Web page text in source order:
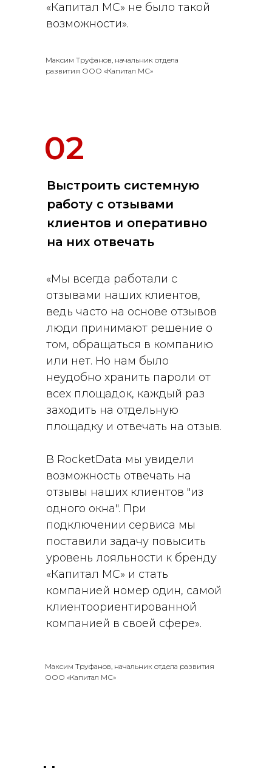
«Капитал МС» не было такой
возможности».
Максим Труфанов, начальник отдела
развития ООО «Капитал МС»
«Мы всегда работали с
отзывами наших клиентов,
ведь часто на основе отзывов
люди принимают решение о
том, обращаться в компанию
или нет. Но нам было
неудобно хранить пароли от
всех площадок, каждый раз
заходить на отдельную
площадку и отвечать на отзыв.
В RocketData мы увидели
возможность отвечать на
отзывы наших клиентов "из
одного окна". При
подключении сервиса мы
поставили задачу повысить
уровень лояльности к бренду
«Капитал МС» и стать
компанией номер один, самой
клиентоориентированной
компанией в своей сфере».
Выстроить системную
работу с отзывами
клиентов и оперативно
на них отвечать
02
Максим Труфанов, начальник отдела развития
ООО «Капитал МС»